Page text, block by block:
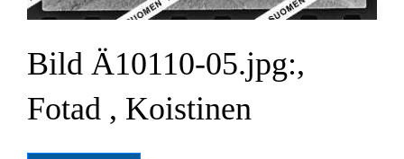
Bild Ä10110-05.jpg:,
Fotad , Koistinen